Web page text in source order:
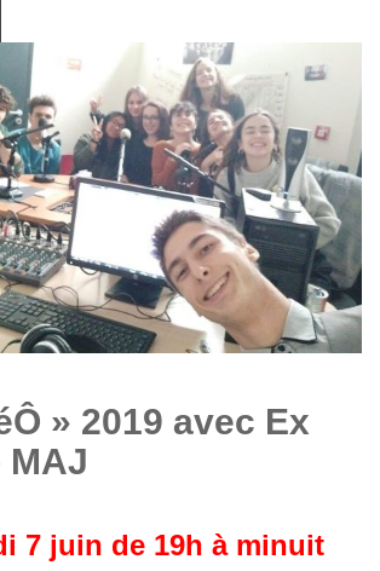
» 2019 avec Ex
MAJ
7 juin de 19h à minuit